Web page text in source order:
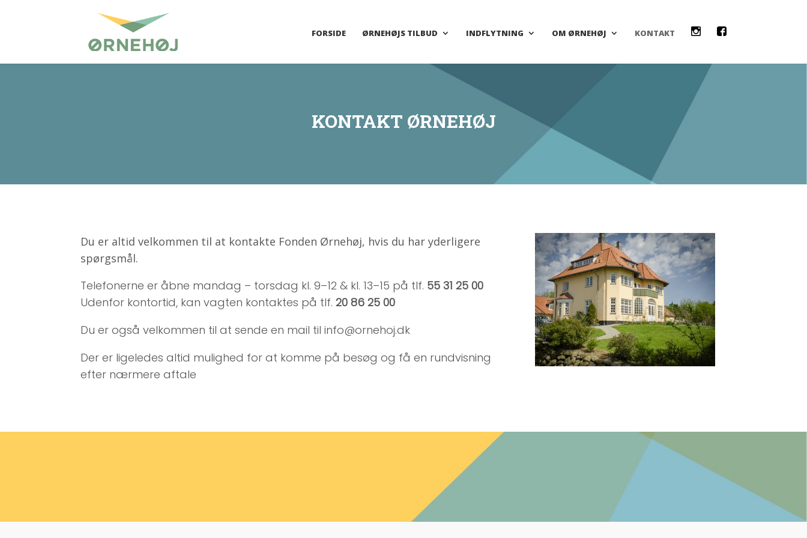
FORSIDE ØRNEHØJS TILBUD INDFLYTNING OM ØRNEHØJ KONTAKT
KONTAKT ØRNEHØJ
Du er altid velkommen til at kontakte Fonden Ørnehøj, hvis du har yderligere
spørgsmål.
Telefonerne er åbne mandag – torsdag kl. 9–12 & kl. 13–15 på tlf. 55 31 25 00
Udenfor kontortid, kan vagten kontaktes på tlf.20 86 25 00
Du er også velkommen til at sende en mail til info@ornehoj.dk
Der er ligeledes altid mulighed for at komme på besøg og få en rundvisning
efter nærmere aftale